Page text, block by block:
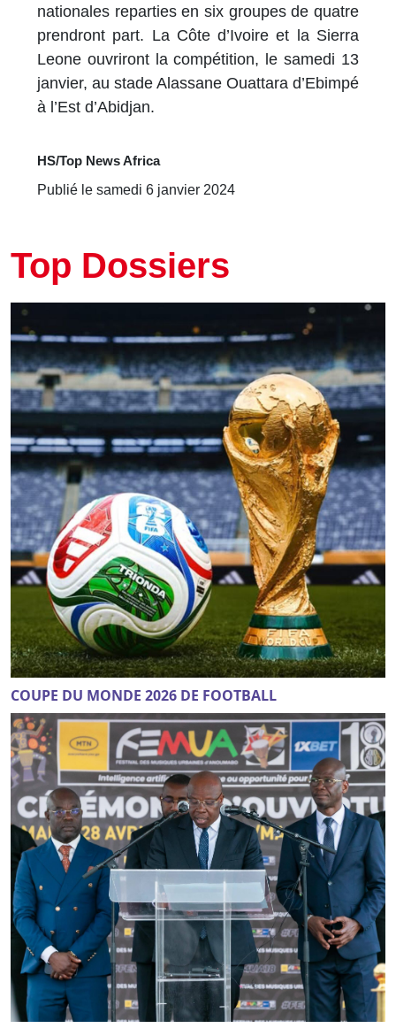
nationales reparties en six groupes de quatre
prendront part. La Côte d’Ivoire et la Sierra
Leone ouvriront la compétition, le samedi 13
janvier, au stade Alassane Ouattara d’Ebimpé
à l’Est d’Abidjan.
HS/Top News Africa
Publié le samedi 6 janvier 2024
Top Dossiers
COUPE DU MONDE 2026 DE FOOTBALL